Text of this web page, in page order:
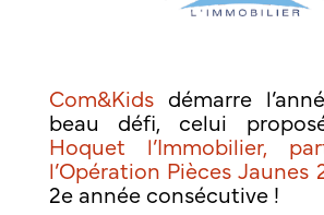
Com&Kidsdémarre
beau défi, celui
Hoquet l’Immobilier,
l’Opération Pièces Jaunes
2e année consécutive !